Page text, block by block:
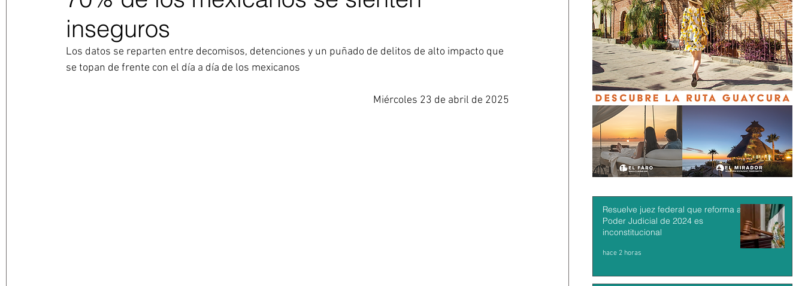
inseguros
Los datos se reparten entre decomisos, detenciones y un puñado de delitos de alto impacto que
se topan de frente con el día a día de los mexicanos
Miércoles 23 de abril de 2025
Resuelve juez federal que reforma al
Poder Judicial de 2024 es
inconstitucional
hace 2 horas